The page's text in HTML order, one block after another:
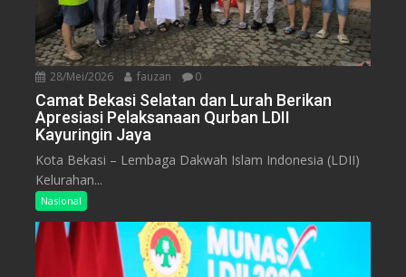
28/Mei/2026 fauzan 0
Camat Bekasi Selatan dan Lurah Berikan
Apresiasi Pelaksanaan Qurban LDII
Kayuringin Jaya
Kota Bekasi – Lembaga Dakwah Islam Indonesia (LDII)
Kelurahan...
Nasional